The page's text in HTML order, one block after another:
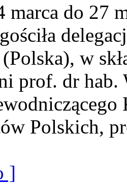
marca do 27
w
prof. dr hab.
Polskich,
]